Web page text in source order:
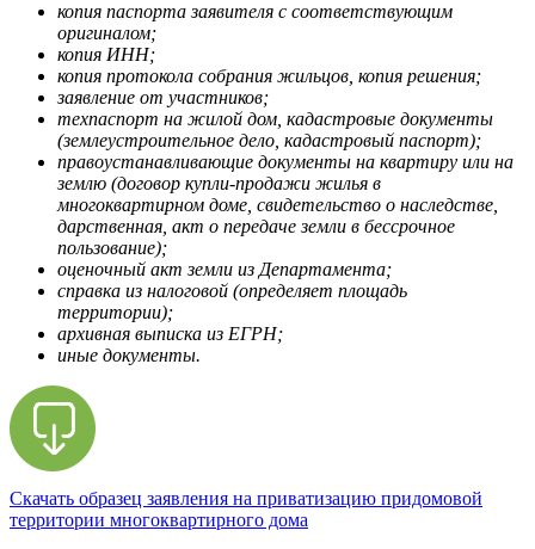
копия паспорта заявителя с соответствующим
оригиналом;
копия ИНН;
копия протокола собрания жильцов, копия решения;
заявление от участников;
техпаспорт на жилой дом, кадастровые документы
(землеустроительное дело, кадастровый паспорт);
правоустанавливающие документы на квартиру или на
землю (договор купли-продажи жилья в
многоквартирном доме, свидетельство о наследстве,
дарственная, акт о передаче земли в бессрочное
пользование);
оценочный акт земли из Департамента;
справка из налоговой (определяет площадь
территории);
архивная выписка из ЕГРН;
иные документы.
Скачать образец заявления на приватизацию придомовой
территории многоквартирного дома